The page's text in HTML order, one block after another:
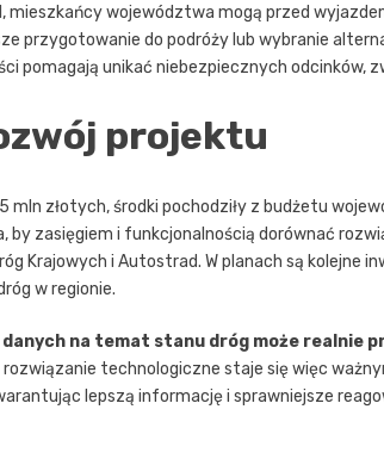
mieszkańcy województwa mogą przed
przygotowanie do podróży lub wybranie
pomagają unikać niebezpiecznych odcinków,
projektu
mln złotych, środki pochodziły z budżetu
by zasięgiem i funkcjonalnością dorównać
Krajowych i Autostrad. W planach są kolejne
w regionie.
na temat stanu dróg może realnie
rozwiązanie technologiczne staje się więc
lepszą informację i sprawniejsze